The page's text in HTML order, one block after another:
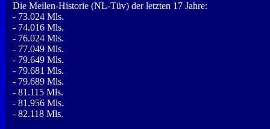
Die Meilen-Historie (NL-Tüv) der letzten 17 Jahre:
- 73.024 Mls.
- 74.016 Mls.
- 76.024 Mls.
- 77.049 Mls.
- 79.649 Mls.
- 79.681 Mls.
- 79.689 Mls.
- 81.115 Mls.
- 81.956 Mls.
- 82.118 Mls.